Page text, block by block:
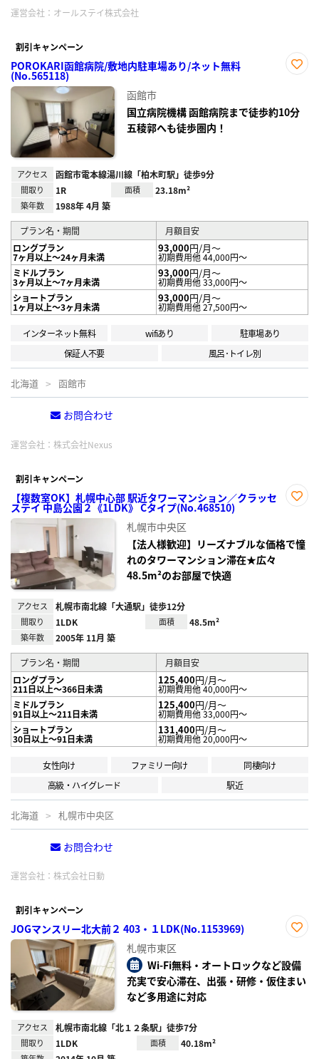
運営会社： オールステイ株式会社
割引キャンペーン
POROKARI函館病院/敷地内駐車場あり/ネット無料
(No.565118)
録
函館市
国立病院機構 函館病院まで徒歩約10分
五稜郭へも徒歩圏内！
アクセス 函館市電本線湯川線「柏木町駅」徒歩9分
間取り 1R 面積 23.18m²
築年数 1988年 4月 築
プラン名・期間
月額目安
ロングプラン
7ヶ月以上～24ヶ月未満
93,000円/月～
初期費用他 44,000円～
ミドルプラン
3ヶ月以上～7ヶ月未満
93,000円/月～
初期費用他 33,000円～
ショートプラン
1ヶ月以上～3ヶ月未満
93,000円/月～
初期費用他 27,500円～
インターネット無料 wifiあり
駐車場あり
保証人不要
風呂･トイレ別
北海道 函館市
お問合わせ
運営会社： 株式会社Nexus
割引キャンペーン
【複数室OK】札幌中心部 駅近タワーマンション／クラッセ
ステイ 中島公園２《1LDK》 Cタイプ(No.468510)
録
札幌市中央区
【法人様歓迎】リーズナブルな価格で憧
れのタワーマンション滞在★広々
48.5m²のお部屋で快適
アクセス 札幌市南北線「大通駅」徒歩12分
間取り 1LDK 面積 48.5m²
築年数 2005年 11月 築
プラン名・期間
月額目安
ロングプラン
211日以上～366日未満
125,400円/月～
初期費用他 40,000円～
ミドルプラン
91日以上～211日未満
125,400円/月～
初期費用他 33,000円～
ショートプラン
30日以上～91日未満
131,400円/月～
初期費用他 20,000円～
女性向け ファミリー向け
同棲向け
高級・ハイグレード
駅近
北海道 札幌市中央区
お問合わせ
運営会社： 株式会社日動
割引キャンペーン
JOGマンスリー北大前２ 403・１LDK(No.1153969)
り登
録
札幌市東区
Wi-Fi無料・オートロックなど設備
充実で安心滞在、出張・研修・仮住まい
など多用途に対応
アクセス 札幌市南北線「北１２条駅」徒歩7分
間取り 1LDK 面積 40.18m²